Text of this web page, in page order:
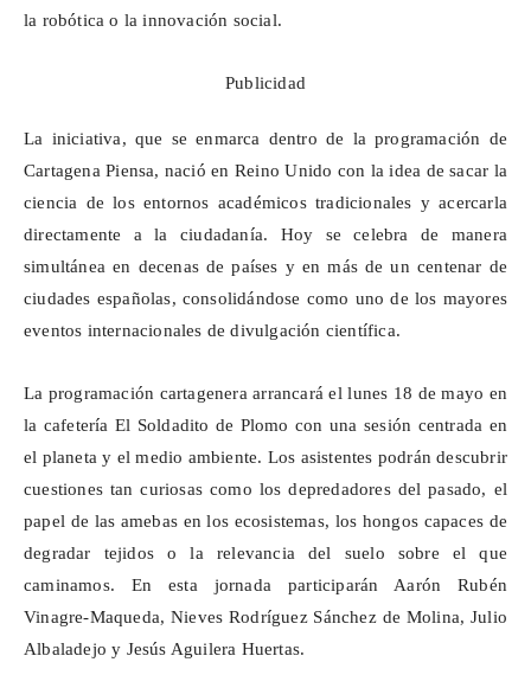
la robótica o la innovación social.
Publicidad
La iniciativa, que se enmarca dentro de la programación de
Cartagena Piensa, nació en Reino Unido con la idea de sacar la
ciencia de los entornos académicos tradicionales y acercarla
directamente a la ciudadanía. Hoy se celebra de manera
simultánea en decenas de países y en más de un centenar de
ciudades españolas, consolidándose como uno de los mayores
eventos internacionales de divulgación científica.
La programación cartagenera arrancará el lunes 18 de mayo en
la cafetería El Soldadito de Plomo con una sesión centrada en
el planeta y el medio ambiente. Los asistentes podrán descubrir
cuestiones tan curiosas como los depredadores del pasado, el
papel de las amebas en los ecosistemas, los hongos capaces de
degradar tejidos o la relevancia del suelo sobre el que
caminamos. En esta jornada participarán Aarón Rubén
Vinagre-Maqueda, Nieves Rodríguez Sánchez de Molina, Julio
Albaladejo y Jesús Aguilera Huertas.